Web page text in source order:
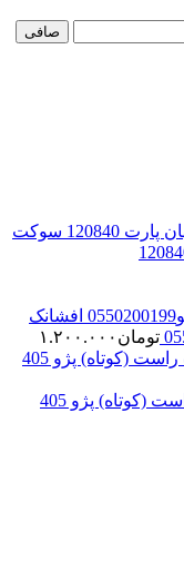
صافی
سوکت
افشانک
تومان ۱.۲۰۰.۰۰۰
میل (موجگیر) تورشن اکسل عقب راست (کوتاه) پژو 405